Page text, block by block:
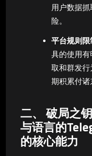
用户数据
险。
平台规则限
具的使用
取和群发
期积累付诸
二、 破局之
与语言的
的核心能力